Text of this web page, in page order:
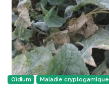
Oïdium Maladie cryptogamique‎